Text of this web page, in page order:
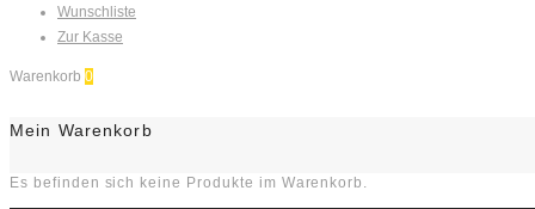
Wunschliste
Zur Kasse
Warenkorb 0
Mein Warenkorb
Es befinden sich keine Produkte im Warenkorb.